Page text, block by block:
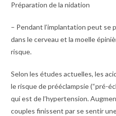
Préparation de la nidation
– Pendant l’implantation peut se
dans le cerveau et la moelle
risque.
Selon les études actuelles, les
le risque de prééclampsie (“pré-
qui est de l’hypertension.
couples finissent par se sentir